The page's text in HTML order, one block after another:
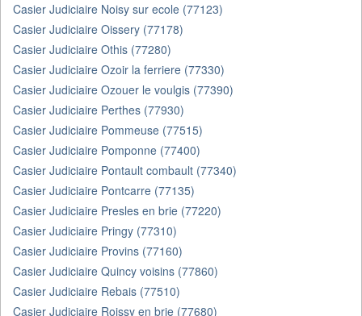
Casier Judiciaire Noisy sur ecole (77123)
Casier Judiciaire Oissery (77178)
Casier Judiciaire Othis (77280)
Casier Judiciaire Ozoir la ferriere (77330)
Casier Judiciaire Ozouer le voulgis (77390)
Casier Judiciaire Perthes (77930)
Casier Judiciaire Pommeuse (77515)
Casier Judiciaire Pomponne (77400)
Casier Judiciaire Pontault combault (77340)
Casier Judiciaire Pontcarre (77135)
Casier Judiciaire Presles en brie (77220)
Casier Judiciaire Pringy (77310)
Casier Judiciaire Provins (77160)
Casier Judiciaire Quincy voisins (77860)
Casier Judiciaire Rebais (77510)
Casier Judiciaire Roissy en brie (77680)